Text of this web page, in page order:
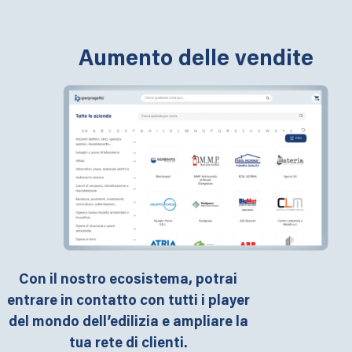
Aumento delle vendite
Con il nostro ecosistema, potrai
entrare in contatto con tutti i player
del mondo dell’edilizia e ampliare la
tua rete di clienti.